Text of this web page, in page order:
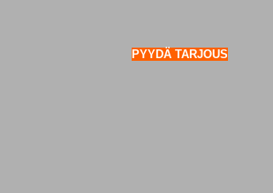
PYYDÄ TARJOUS